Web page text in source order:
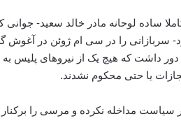
سربازانی را در سی ام ژوئن در آغوش
دور داشت که هیچ یک از نیروهای
سیاست مداخله نکرده و مرسی را برکنار